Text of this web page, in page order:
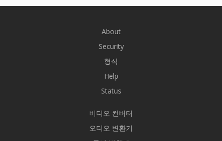
About
Security
형식
Help
Status
비디오 컨버터
오디오 변환기